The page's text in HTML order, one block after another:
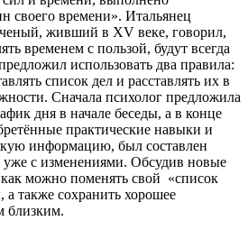
своего времени». Итальянец
живший в XV веке, говорил,
временем с пользой, будут всегда
использовать два правила:
список дел и расставлять их в
Сначала психолог предложила
дня в начале беседы, а в конце
практические навыки и
информацию, был составлен
уже с изменениями. Обсудив новые
можно поменять свой «список
а также сохранить хорошее
близким.